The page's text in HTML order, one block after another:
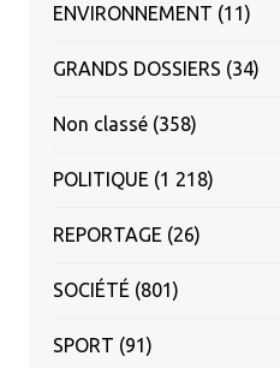
ENVIRONNEMENT (11)
GRANDS DOSSIERS (34)
Non classé(358)
POLITIQUE (1 218)
REPORTAGE (26)
SOCIÉTÉ (801)
SPORT (91)